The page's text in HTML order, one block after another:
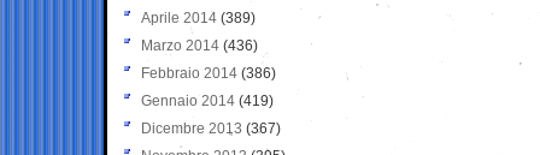
Aprile 2014 (389)
Marzo 2014 (436)
Febbraio 2014 (386)
Gennaio 2014 (419)
Dicembre 2013 (367)